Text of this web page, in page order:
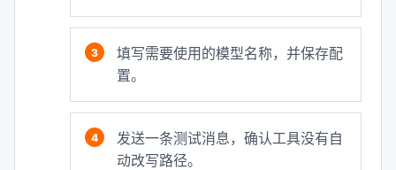
填写需要使用的模型名称，并保存配
置。
发送一条测试消息，确认工具没有自
动改写路径。